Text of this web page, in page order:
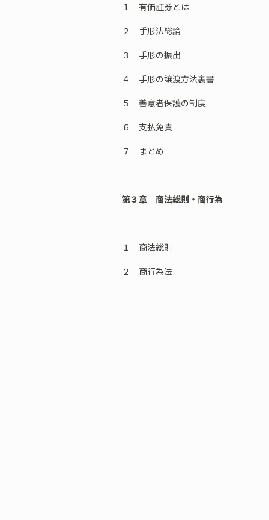
１ 有価証券とは
２ 手形法総論
３ 手形の振出
４ 手形の譲渡方法――裏書
５ 善意者保護の制度
６ 支払免責
７ まとめ
第３章 商法総則・商行為
１ 商法総則
２ 商行為法